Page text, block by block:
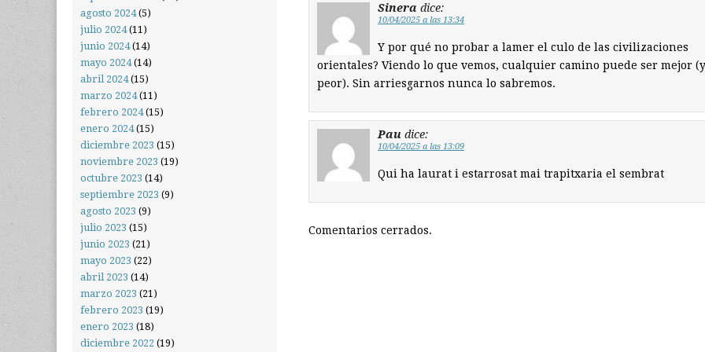
Sinera dice:
10/04/2025 a las 13:34
Y por qué no probar a lamer el culo de las civilizaciones
orientales? Viendo lo que vemos, cualquier camino puede ser mejor (y
peor). Sin arriesgarnos nunca lo sabremos.
Pau dice:
10/04/2025 a las 13:09
Qui ha laurat i estarrosat mai trapitxaria el sembrat
Comentarios cerrados.
agosto 2024(5)
julio 2024(11)
junio 2024(14)
mayo 2024(14)
abril 2024(15)
marzo 2024(11)
febrero 2024(15)
enero 2024(15)
diciembre 2023 (15)
noviembre 2023 (19)
octubre 2023 (14)
septiembre 2023 (9)
agosto 2023 (9)
julio 2023 (15)
junio 2023 (21)
mayo 2023 (22)
abril 2023 (14)
marzo 2023 (21)
febrero 2023 (19)
enero 2023 (18)
diciembre 2022 (19)